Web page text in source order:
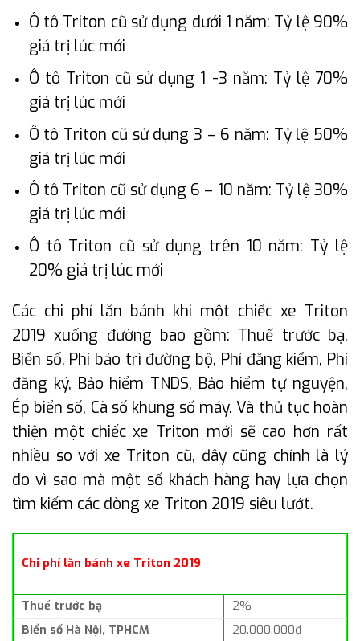
Ô tô Triton cũ sử dụng dưới 1 năm: Tỷ lệ 90%
giá trị lúc mới
Ô tô Triton cũ sử dụng 1 -3 năm: Tỷ lệ 70%
giá trị lúc mới
Ô tô Triton cũ sử dụng 3 – 6 năm: Tỷ lệ 50%
giá trị lúc mới
Ô tô Triton cũ sử dụng 6 – 10 năm: Tỷ lệ 30%
giá trị lúc mới
Ô tô Triton cũ sử dụng trên 10 năm: Tỷ lệ
20% giá trị lúc mới
Các chi phí lăn bánh khi một chiếc xe Triton
2019 xuống đường bao gồm: Thuế trước bạ,
Biển số, Phí bảo trì đường bộ, Phí đăng kiểm, Phí
đăng ký, Bảo hiểm TNDS, Bảo hiểm tự nguyện,
Ép biển số, Cà số khung số máy. Và thủ tục hoàn
thiện một chiếc xe Triton mới sẽ cao hơn rất
nhiều so với xe Triton cũ, đây cũng chính là lý
do vì sao mà một số khách hàng hay lựa chọn
tìm kiếm các dòng xe Triton 2019 siêu lướt.
Chi phí lăn bánh xe Triton 2019
Thuế trước bạ
2%
Biển số Hà Nội, TPHCM
20.000.000đ